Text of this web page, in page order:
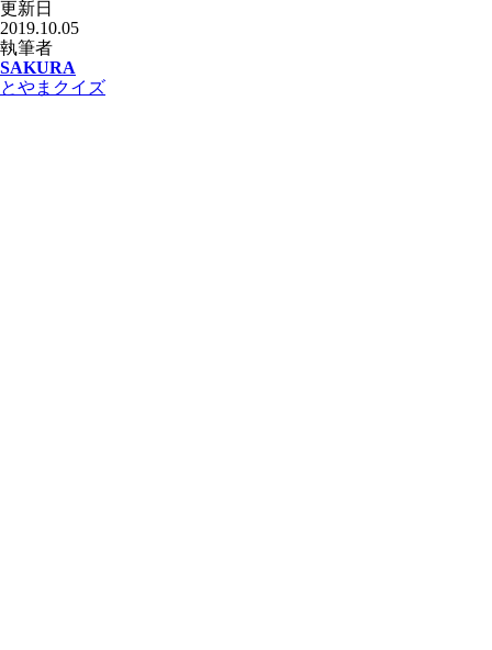
更新日
2019.10.05
執筆者
SAKURA
とやまクイズ